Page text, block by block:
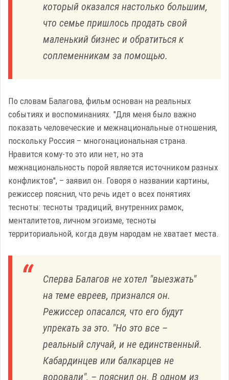
который оказался настолько большим,
что семье пришлось продать свой
маленький бизнес и обратиться к
соплеменникам за помощью.
По словам Балагова, фильм основан на реальных
событиях и воспоминаниях. "Для меня было важно
показать человеческие и межнациональные отношения,
поскольку Россия – многонациональная страна.
Нравится кому-то это или нет, но эта
межнациональность порой является источником разных
конфликтов", – заявил он. Говоря о названии картины,
режиссер пояснил, что речь идет о всех понятиях
тесноты: тесноты традиций, внутренних рамок,
менталитетов, личном эгоизме, тесноты
территориальной, когда двум народам не хватает места.
Сперва Балагов не хотел "выезжать"
на теме евреев, признался он.
Режиссер опасался, что его будут
упрекать за это. "Но это все –
реальный случай, и не единственный.
Кабардинцев или балкарцев не
воровали", – пояснил он. В одном из